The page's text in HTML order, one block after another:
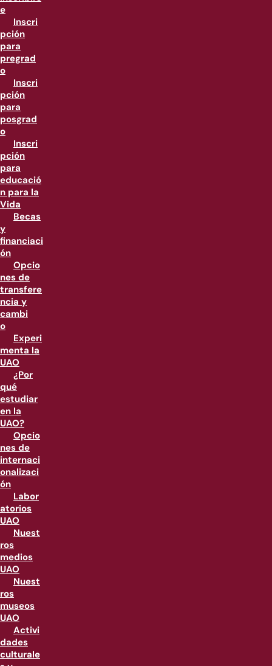
e
Inscri
pción
para
pregrad
o
Inscri
pción
para
posgrad
o
Inscri
pción
para
educació
n para la
Vida
Becas
y
financiaci
ón
Opcio
nes de
transfere
ncia y
cambi
o
Experi
menta la
UAO
¿Por
qué
estudiar
en la
UAO?
Opcio
nes de
internaci
onalizaci
ón
Labor
atorios
UAO
Nuest
ros
medios
UAO
Nuest
ros
museos
UAO
Activi
dades
culturale